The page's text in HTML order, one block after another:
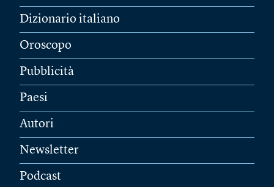
Dizionario italiano
Oroscopo
Pubblicità
Paesi
Autori
Newsletter
Podcast